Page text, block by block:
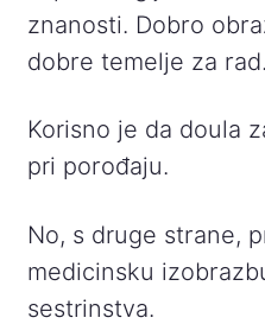
znanosti. Dobro
dobre temelje za rad.
Korisno je da doula
pri porođaju.
No, s druge strane,
medicinsku
sestrinstva.